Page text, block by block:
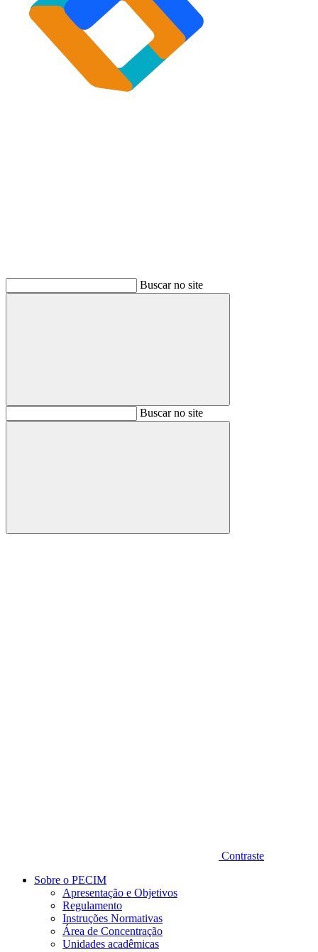
Buscar no site
BuscarBuscar no site
Buscar
Contraste
Sobre o PECIM
Apresentação e Objetivos
Regulamento
Instruções Normativas
Área de Concentração
Unidades acadêmicas